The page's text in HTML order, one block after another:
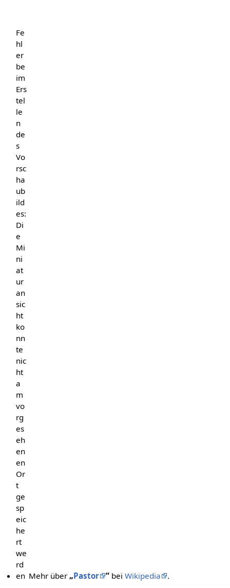
Fe
hl
er
be
im
Ers
tel
le
n
de
s
Vo
rsc
ha
ub
ild
es:
Di
e
Mi
ni
at
ur
an
sic
ht
ko
nn
te
nic
ht
a
m
vo
rg
es
eh
en
en
Or
t
ge
sp
eic
he
rt
we
rd
en Mehr über „Pastor “ beiWikipedia .